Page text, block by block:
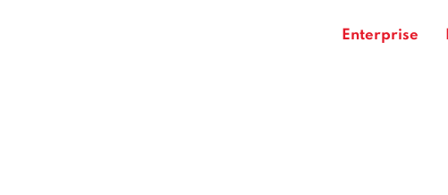
Enterprise